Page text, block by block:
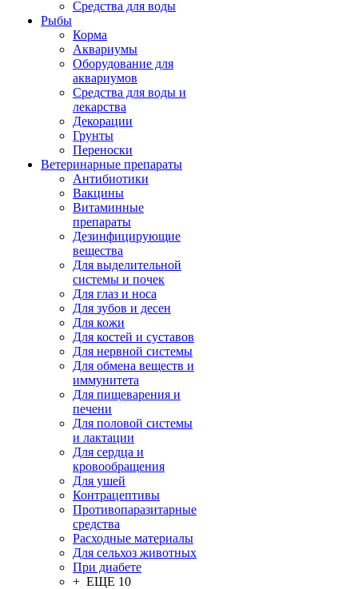
Средства для воды
Рыбы
Корма
Аквариумы
Оборудование для
аквариумов
Средства для воды и
лекарства
Декорации
Грунты
Переноски
Ветеринарные препараты
Антибиотики
Вакцины
Витаминные
препараты
Дезинфицирующие
вещества
Для выделительной
системы и почек
Для глаз и носа
Для зубов и десен
Для кожи
Для костей и суставов
Для нервной системы
Для обмена веществ и
иммунитета
Для пищеварения и
печени
Для половой системы
и лактации
Для сердца и
кровообращения
Для ушей
Контрацептивы
Противопаразитарные
средства
Расходные материалы
Для сельхоз животных
При диабете
+ ЕЩЕ 10